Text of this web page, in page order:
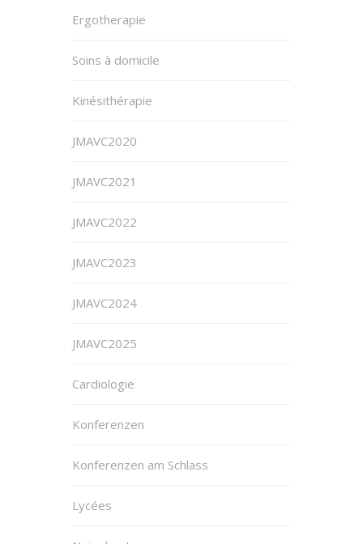
Ergotherapie
Soins à domicile
Kinésithérapie
JMAVC2020
JMAVC2021
JMAVC2022
JMAVC2023
JMAVC2024
JMAVC2025
Cardiologie
Konferenzen
Konferenzen am Schlass
Lycées